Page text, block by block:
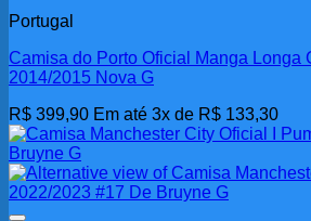
Portugal
Camisa do Porto Oficial Manga Longa
2014/2015 Nova G
R$ 399,90 Em até 3x de R$ 133,30